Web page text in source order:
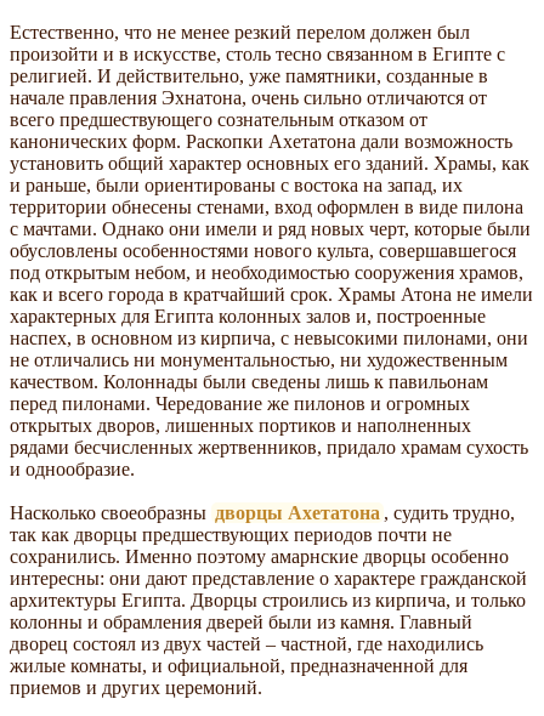
Естественно, что не менее резкий перелом должен был
произойти и в искусстве, столь тесно связанном в Египте с
религией. И действительно, уже памятники, созданные в
начале правления Эхнатона, очень сильно отличаются от
всего предшествующего сознательным отказом от
канонических форм. Раскопки Ахетатона дали возможность
установить общий характер основных его зданий. Храмы, как
и раньше, были ориентированы с востока на запад, их
территории обнесены стенами, вход оформлен в виде пилона
с мачтами. Однако они имели и ряд новых черт, которые были
обусловлены особенностями нового культа, совершавшегося
под открытым небом, и необходимостью сооружения храмов,
как и всего города в кратчайший срок. Храмы Атона не имели
характерных для Египта колонных залов и, построенные
наспех, в основном из кирпича, с невысокими пилонами, они
не отличались ни монументальностью, ни художественным
качеством. Колоннады были сведены лишь к павильонам
перед пилонами. Чередование же пилонов и огромных
открытых дворов, лишенных портиков и наполненных
рядами бесчисленных жертвенников, придало храмам сухость
и однообразие.
Насколько своеобразны дворцы Ахетатона , судить трудно,
так как дворцы предшествующих периодов почти не
сохранились. Именно поэтому амарнские дворцы особенно
интересны: они дают представление о характере гражданской
архитектуры Египта. Дворцы строились из кирпича, и только
колонны и обрамления дверей были из камня. Главный
дворец состоял из двух частей – частной, где находились
жилые комнаты, и официальной, предназначенной для
приемов и других церемоний.